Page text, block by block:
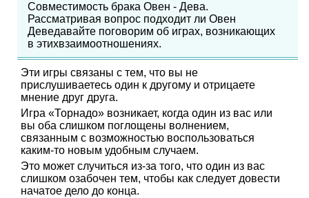
Совместимость брака Овен - Дева.
Рассматривая вопрос подходит ли Овен
Деведавайте поговорим об играх, возникающих
в этихвзаимоотношениях.
Эти игры связаны с тем, что вы не
прислушиваетесь один к другому и отрицаете
мнение друг друга.
Игра «Торнадо» возникает, когда один из вас или
вы оба слишком поглощены волнением,
связанным с возможностью воспользоваться
каким-то новым удобным случаем.
Это может случиться из-за того, что один из вас
слишком озабочен тем, чтобы как следует довести
начатое дело до конца.